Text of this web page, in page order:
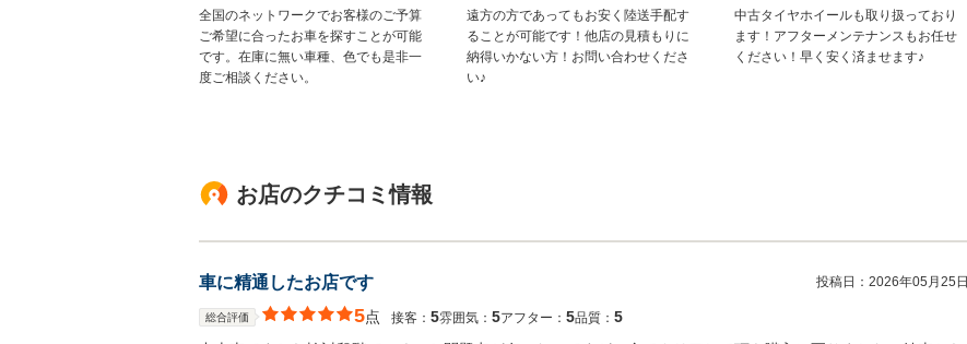
全国のネットワークでお客様のご予算
ご希望に合ったお車を探すことが可能
です。在庫に無い車種、色でも是非一
度ご相談ください。
遠方の方であってもお安く陸送手配す
ることが可能です！他店の見積もりに
納得いかない方！お問い合わせくださ
い♪
中古タイヤホイールも取り扱っており
ます！アフターメンテナンスもお任せ
ください！早く安く済ませます♪
お店のクチコミ情報
車に精通したお店です 投稿日： 2026年05月25日
総合評価 5点 接客： 5雰囲気： 5アフター： 5品質： 5